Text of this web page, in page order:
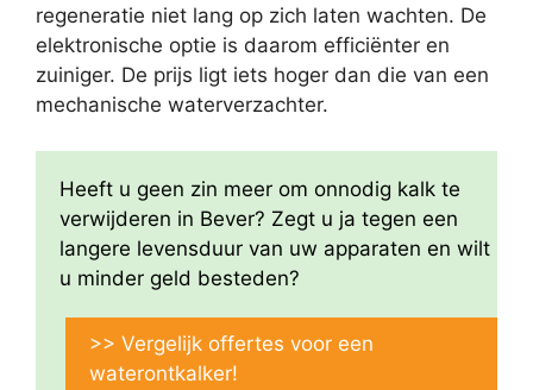
regeneratie niet lang op zich laten wachten. De
elektronische optie is daarom efficiënter en
zuiniger. De prijs ligt iets hoger dan die van een
mechanische waterverzachter.
Heeft u geen zin meer om onnodig kalk te
verwijderen in Bever? Zegt u ja tegen een
langere levensduur van uw apparaten en wilt
u minder geld besteden?
>> Vergelijk offertes voor een
waterontkalker!